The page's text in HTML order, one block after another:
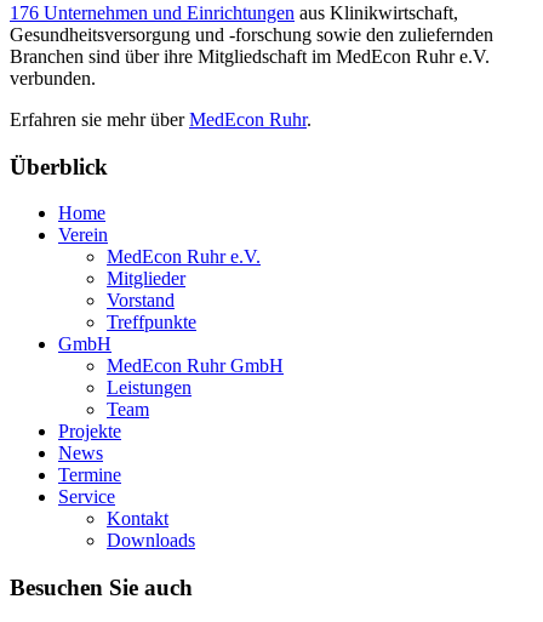
176 Unternehmen und Einrichtungen aus Klinikwirtschaft,
Gesundheitsversorgung und -forschung sowie den zuliefernden
Branchen sind über ihre Mitgliedschaft im MedEcon Ruhr e.V.
verbunden.
Erfahren sie mehr überMedEcon Ruhr.
Überblick
Home
Verein
MedEcon Ruhr e.V.
Mitglieder
Vorstand
Treffpunkte
GmbH
MedEcon Ruhr GmbH
Leistungen
Team
Projekte
News
Termine
Service
Kontakt
Downloads
Besuchen Sie auch